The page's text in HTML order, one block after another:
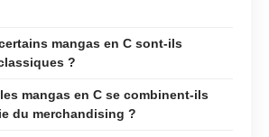
mangas en C sont-ils
?
mangas en C se combinent-ils
du merchandising ?